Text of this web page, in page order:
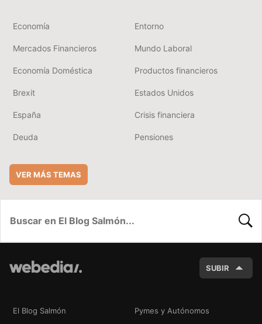
Economía Entorno
Mercados Financieros Mundo Laboral
Economía Doméstica Productos financieros
Brexit Estados Unidos
España Crisis financiera
Deuda Pensiones
VER MÁS TEMAS
SUBIR
El Blog Salmón Pymes y Autónomos